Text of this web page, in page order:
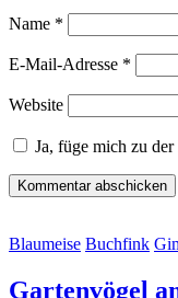
Name *
E-Mail-Adresse *
Website
Ja, füge mich zu
Blaumeise Buchfink
Gartenvögel